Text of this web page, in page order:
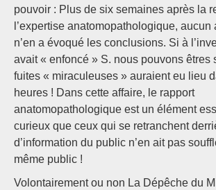
pouvoir : Plus de six semaines après la
l’expertise anatomopathologique,
n’en a évoqué les conclusions. Si à
avait « enfoncé » S. nous pouvons êtres
fuites « miraculeuses » auraient eu lieu
heures ! Dans cette affaire, le rapport
anatomopathologique est un élément
curieux que ceux qui se retranchent
d’information du public n’en ait pas
même public !
Volontairement ou non La Dépêche du